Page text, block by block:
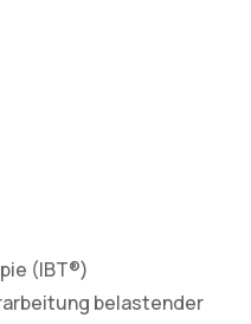
(IBT®)
belastender